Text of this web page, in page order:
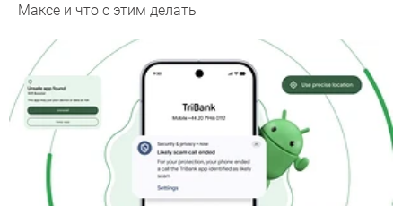
Максе и что с этим делать